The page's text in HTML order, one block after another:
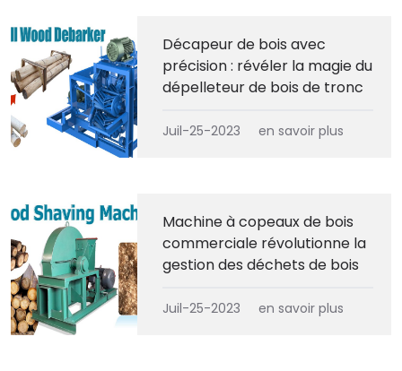
Décapeur de bois avec
précision : révéler la magie du
dépelleteur de bois de tronc
Juil-25-2023 en savoir plus
Machine à copeaux de bois
commerciale révolutionne la
gestion des déchets de bois
Juil-25-2023 en savoir plus